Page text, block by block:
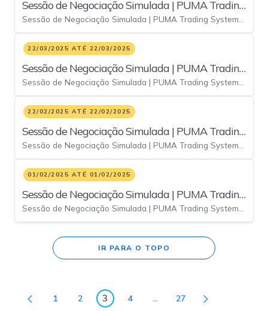
Sessão de Negociação Simulada | PUMA Trading
System - 26/04
Sessão de Negociação Simulada | PUMA Trading System -
26/04
22/03/2025 ATÉ 22/03/2025
Sessão de Negociação Simulada | PUMA Trading
System - 22/03
Sessão de Negociação Simulada | PUMA Trading System -
22/03
22/02/2025 ATÉ 22/02/2025
Sessão de Negociação Simulada | PUMA Trading
System - 22/02
Sessão de Negociação Simulada | PUMA Trading System -
22/02
01/02/2025 ATÉ 01/02/2025
Sessão de Negociação Simulada | PUMA Trading
System - 01/02
Sessão de Negociação Simulada | PUMA Trading System -
01/02
IR PARA O TOPO
Página
1 Página
2 Página
3 Página
4 ...Páginas intermediárias Usar
Página
27